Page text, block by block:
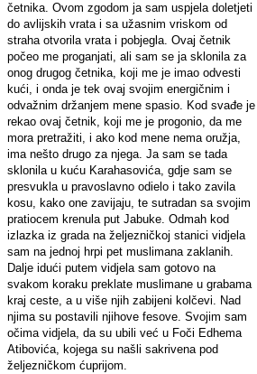
četnika. Ovom zgodom ja sam uspjela doletjeti
do avlijskih vrata i sa užasnim vriskom od
straha otvorila vrata i pobjegla. Ovaj četnik
počeo me proganjati, ali sam se ja sklonila za
onog drugog četnika, koji me je imao odvesti
kući, i onda je tek ovaj svojim energičnim i
odvažnim držanjem mene spasio. Kod svađe je
rekao ovaj četnik, koji me je progonio, da me
mora pretražiti, i ako kod mene nema oružja,
ima nešto drugo za njega. Ja sam se tada
sklonila u kuću Karahasovića, gdje sam se
presvukla u pravoslavno odielo i tako zavila
kosu, kako one zavijaju, te sutradan sa svojim
pratiocem krenula put Jabuke. Odmah kod
izlazka iz grada na željezničkoj stanici vidjela
sam na jednoj hrpi pet muslimana zaklanih.
Dalje idući putem vidjela sam gotovo na
svakom koraku preklate muslimane u grabama
kraj ceste, a u više njih zabijeni kolčevi. Nad
njima su postavili njihove fesove. Svojim sam
očima vidjela, da su ubili već u Foči Edhema
Atibovića, kojega su našli sakrivena pod
željezničkom ćuprijom.